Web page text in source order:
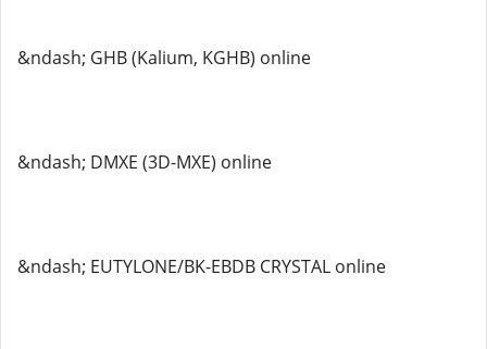
&ndash; GHB (Kalium, KGHB) online
&ndash; DMXE (3D-MXE) online
&ndash; EUTYLONE/BK-EBDB CRYSTAL online